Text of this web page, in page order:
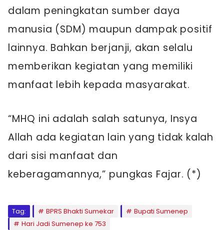
dalam peningkatan sumber daya
manusia (SDM) maupun dampak positif
lainnya. Bahkan berjanji, akan selalu
memberikan kegiatan yang memiliki
manfaat lebih kepada masyarakat.
“MHQ ini adalah salah satunya, Insya
Allah ada kegiatan lain yang tidak kalah
dari sisi manfaat dan
keberagamannya,” pungkas Fajar. (*)
Tag: BPRS Bhakti Sumekar
Bupati Sumenep
Hari Jadi Sumenep ke 753